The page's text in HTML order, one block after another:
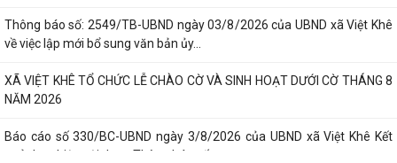
Thông báo số: 2549/TB-UBND ngày 03/8/2026 của UBND xã Việt Khê
về việc lập mới bổ sung văn bản ủy...
XÃ VIỆT KHÊ TỔ CHỨC LỄ CHÀO CỜ VÀ SINH HOẠT DƯỚI CỜ THÁNG 8
NĂM 2026
Báo cáo số 330/BC-UBND ngày 3/8/2026 của UBND xã Việt Khê Kết
quả thực hiện nội dung Thông báo số...